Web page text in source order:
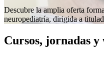
Descubre la amplia oferta
neuropediatría, dirigida a
Cursos, jornadas y